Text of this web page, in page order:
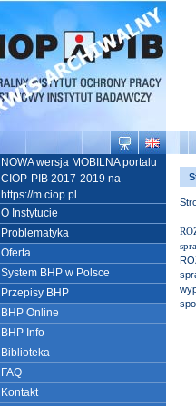
NOWA wersja MOBILNA portalu
CIOP-PIB 2017-2019 na
https://m.ciop.pl
O Instytucie
Problematyka
Oferta
System BHP w Polsce
Przepisy BHP
BHP Online
BHP Info
Biblioteka
FAQ
Kontakt